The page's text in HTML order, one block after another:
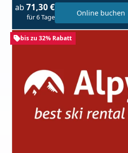
ab 71,30 €
für 6 Tage Online buchen
bis zu 32% Rabatt